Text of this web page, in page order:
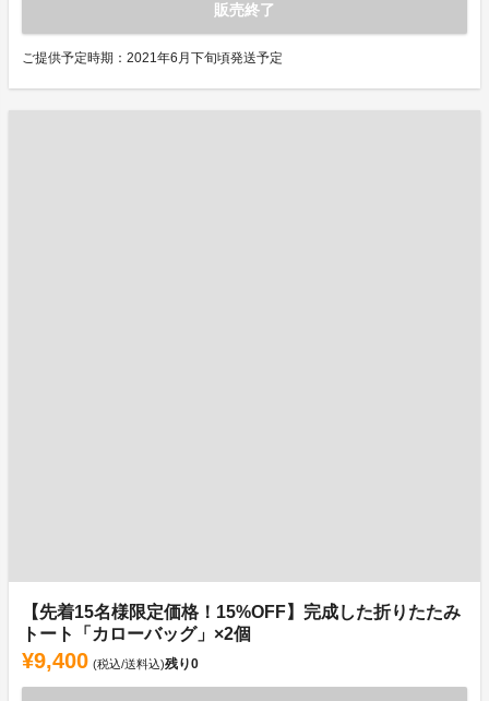
販売終了
ご提供予定時期：2021年6月下旬頃発送予定
【先着15名様限定価格！15%OFF】完成した折りたたみ
トート「カローバッグ」×2個
¥9,400 (税込/送料込)残り0